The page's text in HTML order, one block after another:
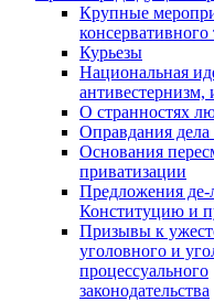
Крупные
консервативного
Курьезы
Национальная
антивестернизм,
О странностях
Оправдания
Основания
приватизации
Предложения де-
Конституцию и
Призывы к
уголовного и
процессуального
законодательства